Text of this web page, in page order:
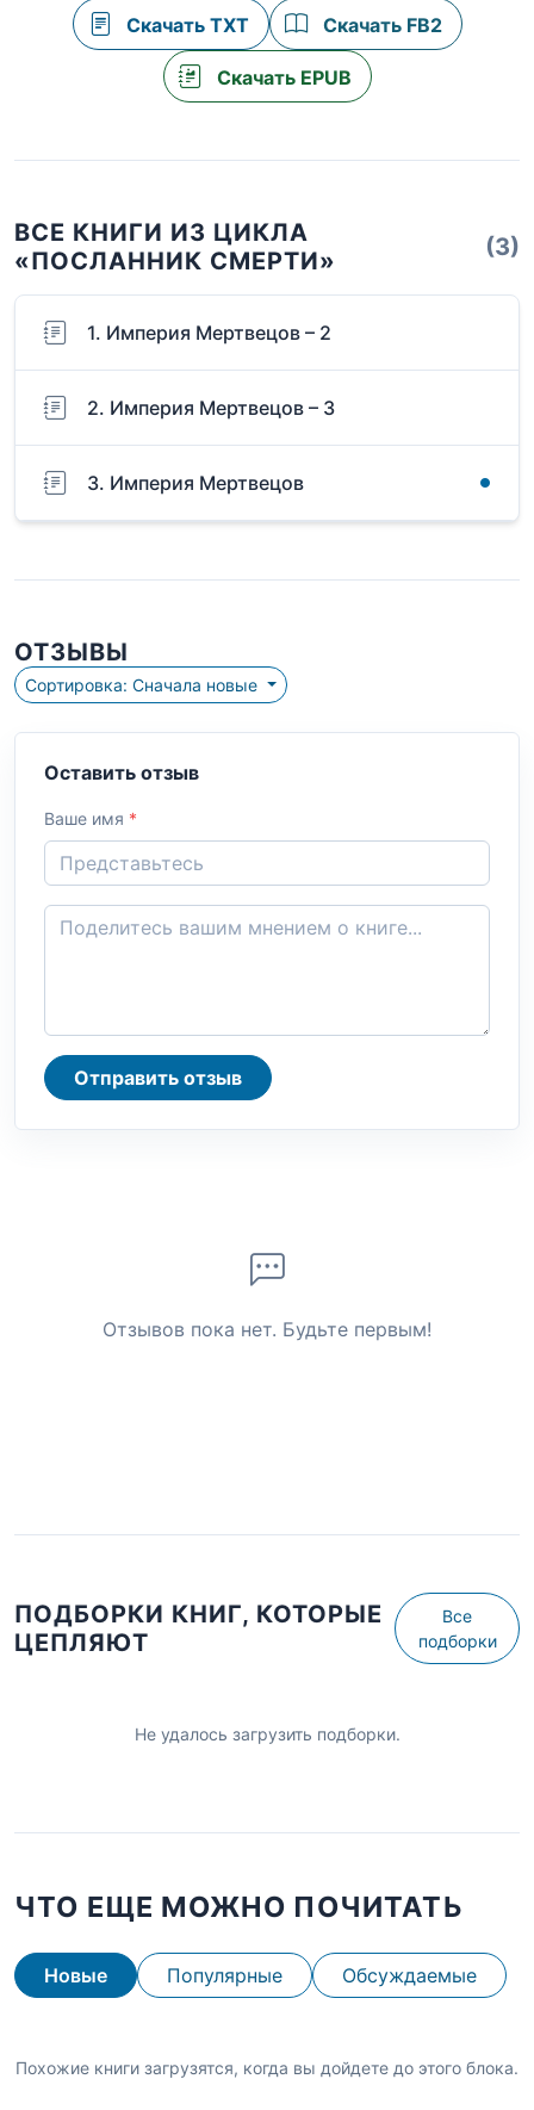
Скачать TXT Скачать FB2
Скачать EPUB
ВСЕ КНИГИ ИЗ ЦИКЛА
«ПОСЛАННИК СМЕРТИ»
(3)
1. Империя Мертвецов – 2
2. Империя Мертвецов – 3
3. Империя Мертвецов
ОТЗЫВЫ
Сортировка: Сначала новые
Оставить отзыв
Ваше имя *
Отправить отзыв
Отзывов пока нет. Будьте первым!
ПОДБОРКИ КНИГ, КОТОРЫЕ
ЦЕПЛЯЮТ
Все
подборки
Не удалось загрузить подборки.
ЧТО ЕЩЕ МОЖНО ПОЧИТАТЬ
Новые Популярные Обсуждаемые
Похожие книги загрузятся, когда вы дойдете до этого блока.